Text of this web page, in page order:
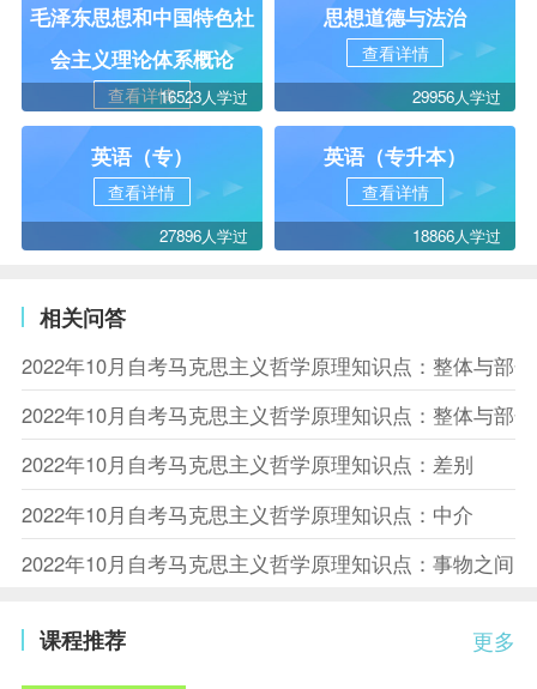
毛泽东思想和中国特色社
会主义理论体系概论
查看详情16523人学过
思想道德与法治
查看详情
29956人学过
英语（专）
查看详情
27896人学过
英语（专升本）
查看详情
18866人学过
相关问答
2022年10月自考马克思主义哲学原理知识点：整体与部
2022年10月自考马克思主义哲学原理知识点：整体与部
2022年10月自考马克思主义哲学原理知识点：差别
2022年10月自考马克思主义哲学原理知识点：中介
2022年10月自考马克思主义哲学原理知识点：事物之间
更多
课程推荐